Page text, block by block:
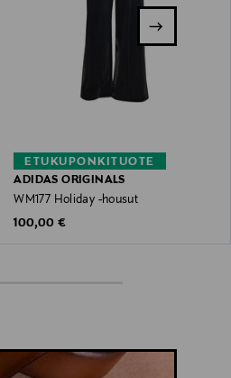
ETUKUPONKITUOTE
ADIDAS ORIGINALS
WM177 Holiday -housut
Original Price
100,00 €